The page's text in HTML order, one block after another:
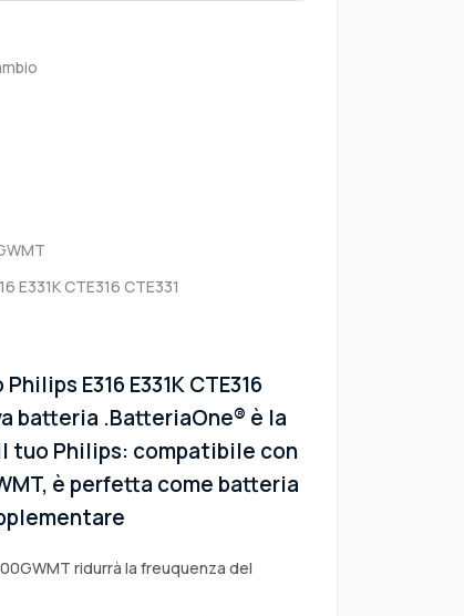
E331K CTE316 CTE331
E316 E331K CTE316
batteria .BatteriaOne® è la
Philips: compatibile con
è perfetta come batteria
ridurrà la freuquenza del